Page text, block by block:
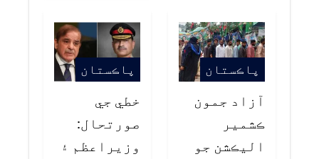
پاڪستان
آزاد جمون
ڪشمير
اليڪشن جو
پاڪستان
خطي جي
صورتحال:
وزيراعظم ۽